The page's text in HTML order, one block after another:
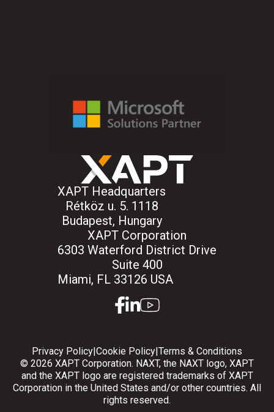
XAPT Headquarters
Rétköz u. 5. 1118
Budapest, Hungary
XAPT Corporation
6303 Waterford District Drive
Suite 400
Miami, FL 33126 USA
facebook
linkedin
youtube
Privacy Policy Cookie Policy Terms & Conditions
© 2026 XAPT Corporation. NAXT, the NAXT logo, XAPT
and the XAPT logo are registered trademarks of XAPT
Corporation in the United States and/or other countries. All
rights reserved.